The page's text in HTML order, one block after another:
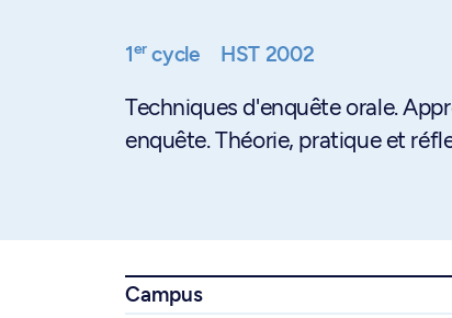
1ercycle HST 2002
Techniques d'enquête orale.
enquête. Théorie, pratique et
Campus